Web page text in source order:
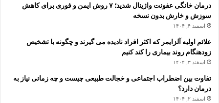
درمان خانگی عفونت واژینال شدید؛ ۷ روش ایمن و فوری برای کاهش
سوزش و خارش بدون نسخه
اسفند ۴, ۱۴۰۴
علائم اولیه آلزایمر که اکثر افراد نادیده می گیرند و چگونه با تشخیص
زودهنگام روند بیماری را کند کنیم
اسفند ۳, ۱۴۰۴
تفاوت بین اضطراب اجتماعی و خجالت طبیعی چیست و چه زمانی نیاز به
درمان دارد؟
اسفند ۲, ۱۴۰۴